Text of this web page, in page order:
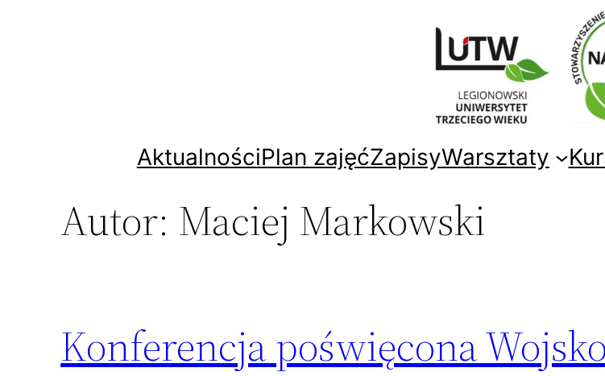
AktualnościPlan zajęćZapisyWarsztaty
Autor: Maciej Markowski
Konferencja poświęcona